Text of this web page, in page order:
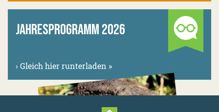
JAHRESPROGRAMM 2026
› Gleich hier runterladen »